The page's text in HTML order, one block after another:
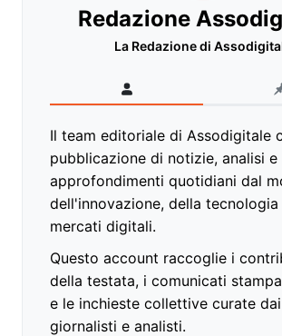
Redazione
La Redazione di
Il team editoriale di Assodigitale
pubblicazione di notizie, analisi e
approfondimenti quotidiani dal
dell'innovazione, della tecnologia
mercati digitali.
Questo account raccoglie i
della testata, i comunicati
e le inchieste collettive curate
giornalisti e analisti.